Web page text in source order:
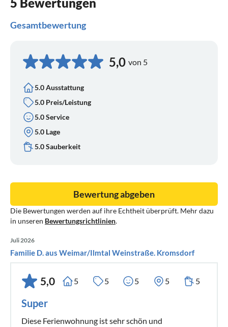
Gesamtbewertung
5,0 von 5
5.0 Ausstattung
5.0 Preis/Leistung
5.0 Service
5.0 Lage
5.0 Sauberkeit
Die Bewertungen werden auf ihre Echtheit überprüft. Mehr dazu
in unseren Bewertungsrichtlinien.
Bewertung abgeben
Juli 2026
Familie D. aus Weimar/Ilmtal Weinstraße. Kromsdorf
5,0 5 5 5 5 5
Super
Diese Ferienwohnung ist sehr schön und